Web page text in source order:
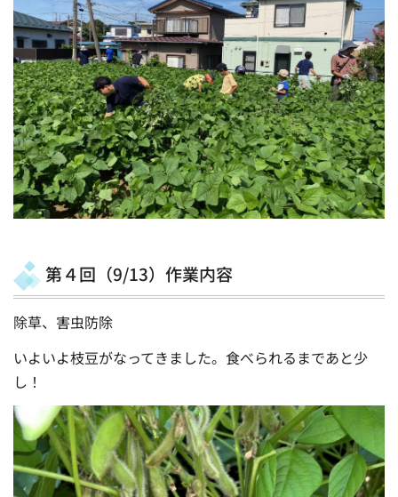
第４回（9/13）作業内容
除草、害虫防除
いよいよ枝豆がなってきました。食べられるまであと少
し！